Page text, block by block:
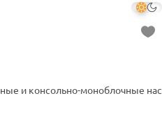
и консольно-моноблочные